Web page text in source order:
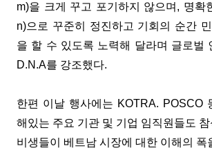
m)을 크게 꾸고 포기하지 않으며, 명확
n)으로 꾸준히 정진하고 기회의 순간
을 할 수 있도록 노력해 달라며 글로벌
D.N.A를 강조했다.
한편 이날 행사에는 KOTRA. POSCO
해있는 주요 기관 및 기업 임직원들도
비생들이 베트남 시장에 대한 이해의 폭